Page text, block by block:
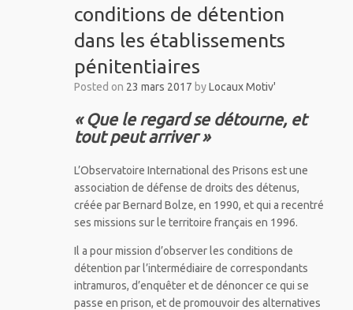
conditions de détention
dans les établissements
pénitentiaires
Posted on 23 mars 2017 byLocaux Motiv'
« Que le regard se détourne, et
tout peut arriver »
L’Observatoire International des Prisons est une
association de défense de droits des détenus,
créée par Bernard Bolze, en 1990, et qui a recentré
ses missions sur le territoire français en 1996.
Il a pour mission d’observer les conditions de
détention par l’intermédiaire de correspondants
intramuros, d’enquêter et de dénoncer ce qui se
passe en prison, et de promouvoir des alternatives